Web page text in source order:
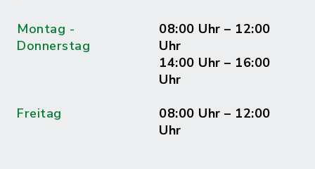
Montag -
Donnerstag
08:00 Uhr – 12:00
Uhr
14:00 Uhr – 16:00
Uhr
Freitag
08:00 Uhr – 12:00
Uhr